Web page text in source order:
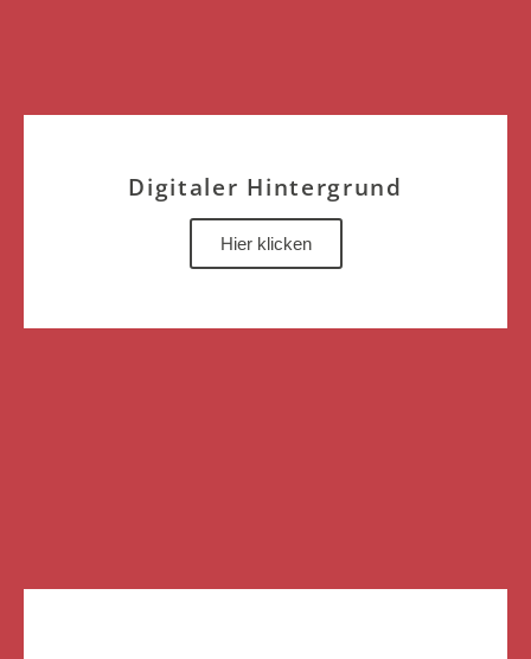
Digitaler Hintergrund
Hier klicken